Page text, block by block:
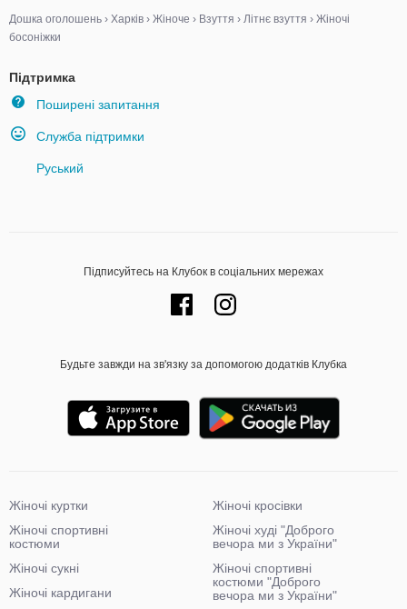
Дошка оголошень › Харків › Жіноче › Взуття › Літнє взуття › Жіночі
босоніжки
Підтримка
Поширені запитання
Служба підтримки
Руський
Підписуйтесь на Клубок в соціальних мережах
Будьте завжди на зв'язку за допомогою додатків Клубка
Жіночі куртки
Жіночі спортивні
костюми
Жіночі сукні
Жіночі кардигани
Жіночі кросівки
Жіночі худі "Доброго
вечора ми з України"
Жіночі спортивні
костюми "Доброго
вечора ми з України"